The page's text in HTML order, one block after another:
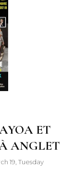
ET
ANGLET
19, Tuesday